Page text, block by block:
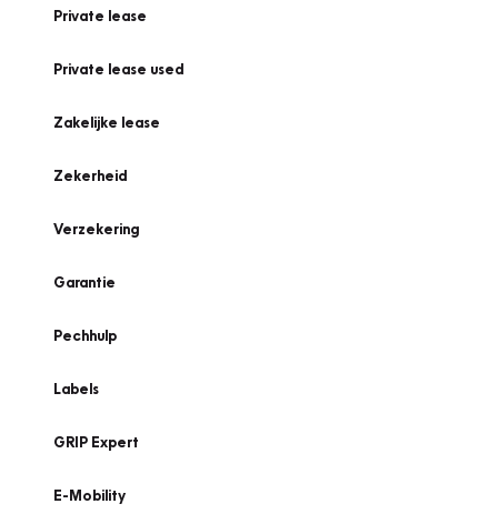
Private lease
Private lease used
Zakelijke lease
Zekerheid
Verzekering
Garantie
Pechhulp
Labels
GRIP Expert
E-Mobility